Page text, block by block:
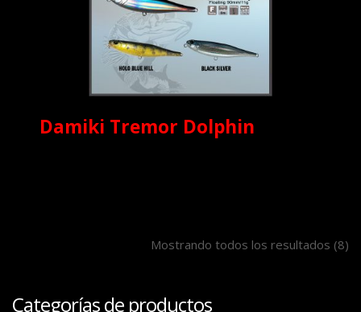
Damiki Tremor Dolphin
Mostrando todos los resultados (8)
Categorías de productos